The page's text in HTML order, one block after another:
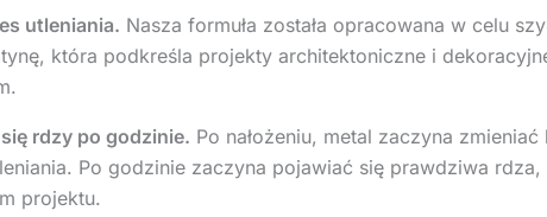
utleniania. Nasza formuła została opracowana w celu
która podkreśla projekty architektoniczne i
rdzy po godzinie. Po nałożeniu, metal zaczyna
Po godzinie zaczyna pojawiać się prawdziwa
projektu.